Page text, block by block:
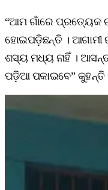
“ଆମ ଗାଁରେ ପ୍ରତ୍ୟେକ
ହୋଇପଡ଼ିଛନ୍ତି । ଆଗାମୀ
ଶସ୍ୟ ମଧ୍ୟ ନାହିଁ ।
ପଡ଼ିଆ ପକାଇବେ” କୁହନ୍ତି